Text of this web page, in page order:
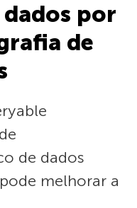
por
de
de dados
melhorar a